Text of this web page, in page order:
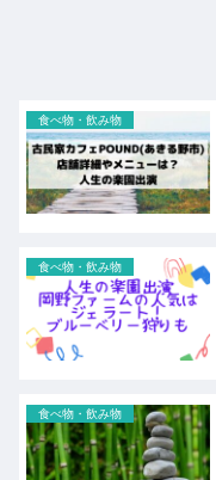
食べ物・飲み物
食べ物・飲み物
食べ物・飲み物